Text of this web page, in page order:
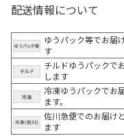
配送情報について
ゆうパック等でお届
す
チルドゆうパックで
します
冷凍ゆうパックでお
ます。
佐川急便でのお届け
ます